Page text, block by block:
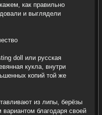
как правильно
и выглядели
doll или русская
кукла, внутри
копий той же
из липы, берёзы
благодаря своей